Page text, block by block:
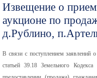
Извещение о
аукционе по
д.Рублино,
В связи с поступлением заявлений
статьей 39.18 Земельного